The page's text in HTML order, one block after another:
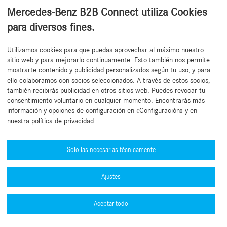
Mercedes-Benz B2B Connect utiliza Cookies
para diversos fines.
Utilizamos cookies para que puedas aprovechar al máximo nuestro
sitio web y para mejorarlo continuamente. Esto también nos permite
mostrarte contenido y publicidad personalizados según tu uso, y para
ello colaboramos con socios seleccionados. A través de estos socios,
también recibirás publicidad en otros sitios web. Puedes revocar tu
consentimiento voluntario en cualquier momento. Encontrarás más
información y opciones de configuración en «Configuración» y en
nuestra política de privacidad.
Solo las necesarias técnicamente
Ajustes
Aceptar todo
De vuelta al principio
¿Necesita ayuda?
Mercedes-Benz Global Training
Noticia